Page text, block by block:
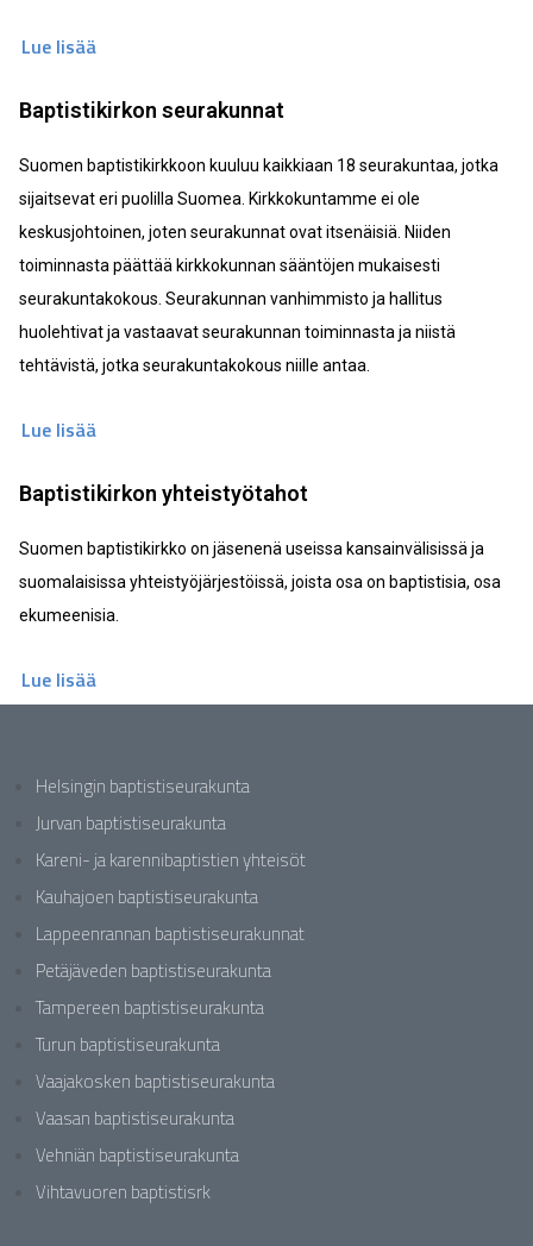
Lue lisää
Baptistikirkon seurakunnat
Suomen baptistikirkkoon kuuluu kaikkiaan 18 seurakuntaa, jotka
sijaitsevat eri puolilla Suomea. Kirkkokuntamme ei ole
keskusjohtoinen, joten seurakunnat ovat itsenäisiä. Niiden
toiminnasta päättää kirkkokunnan sääntöjen mukaisesti
seurakuntakokous. Seurakunnan vanhimmisto ja hallitus
huolehtivat ja vastaavat seurakunnan toiminnasta ja niistä
tehtävistä, jotka seurakuntakokous niille antaa.
Lue lisää
Baptistikirkon yhteistyötahot
Suomen baptistikirkko on jäsenenä useissa kansainvälisissä ja
suomalaisissa yhteistyöjärjestöissä, joista osa on baptistisia, osa
ekumeenisia.
Lue lisää
Helsingin baptistiseurakunta
Jurvan baptistiseurakunta
Kareni- ja karennibaptistien yhteisöt
Kauhajoen baptistiseurakunta
Lappeenrannan baptistiseurakunnat
Petäjäveden baptistiseurakunta
Tampereen baptistiseurakunta
Turun baptistiseurakunta
Vaajakosken baptistiseurakunta
Vaasan baptistiseurakunta
Vehniän baptistiseurakunta
Vihtavuoren baptistisrk